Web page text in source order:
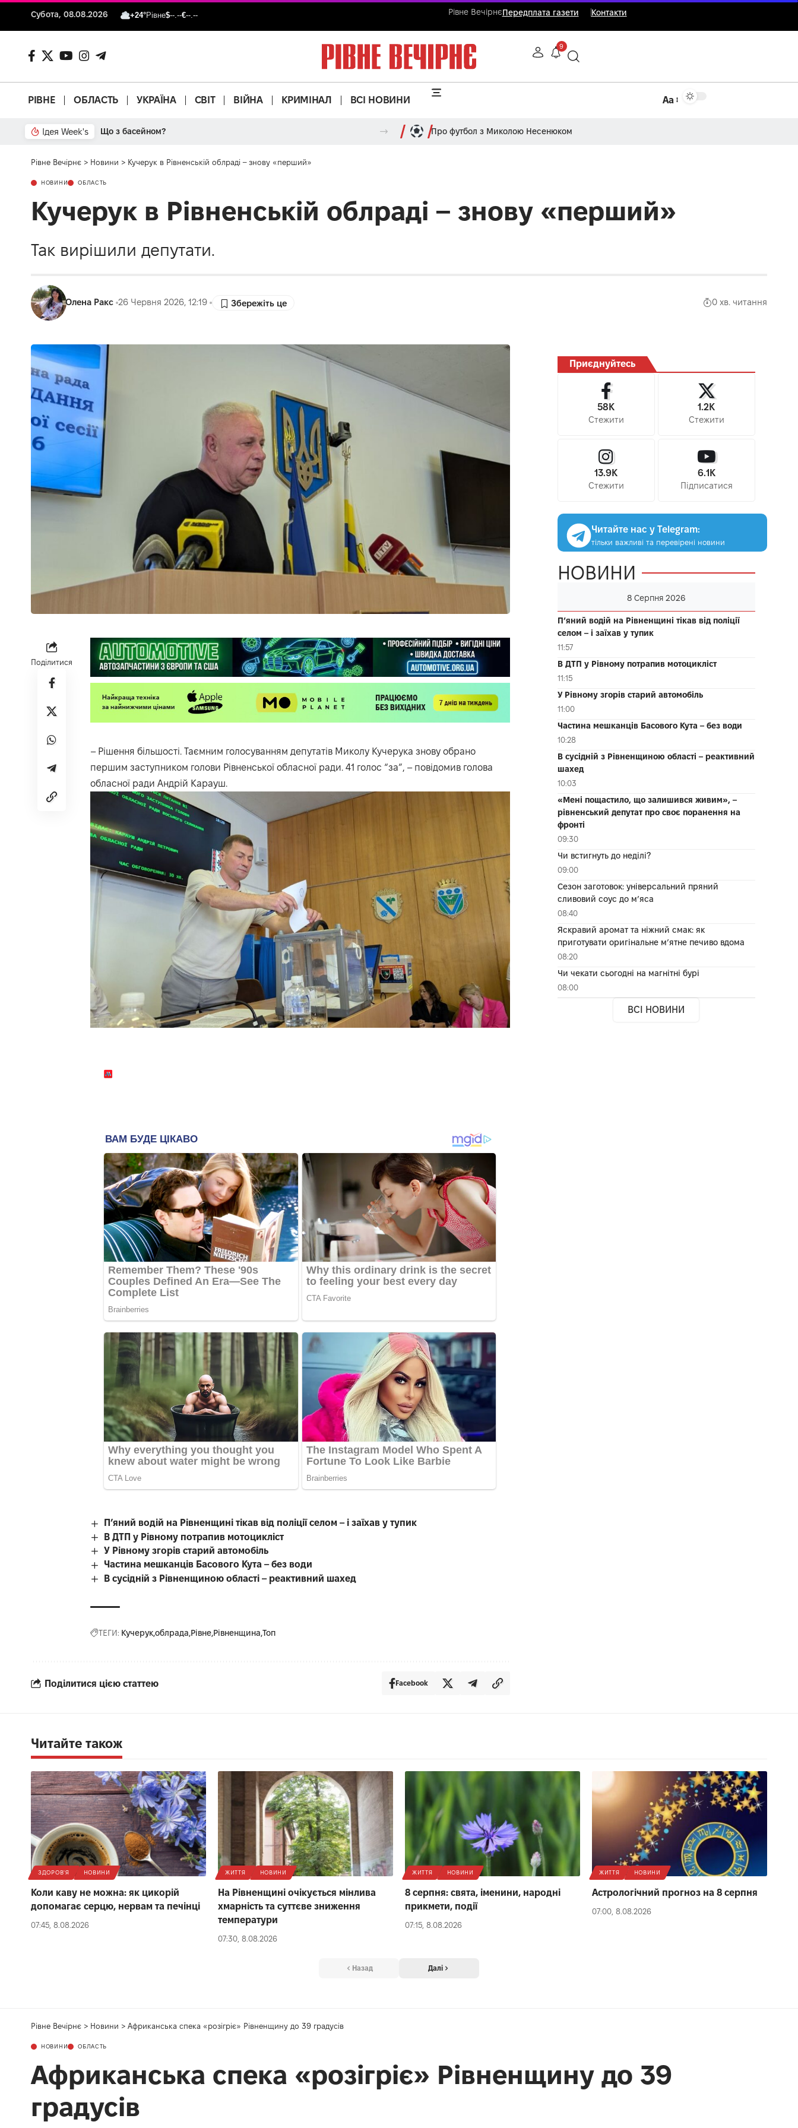
Субота, 08.08.2026 +24°Рівне$--.--€--.-- Рівне ВечірнєПередплата газети Контакти
9
РІВНЕ ОБЛАСТЬ УКРАЇНА СВІТ ВІЙНА КРИМІНАЛ ВСІ НОВИНИ Аа
Ідея Week's Що з басейном? Про футбол з Миколою Несенюком
Рівне Вечірнє > Новини > Кучерук в Рівненській облраді – знову «перший»
НОВИНИ ОБЛАСТЬ
Кучерук в Рівненській облраді – знову «перший»
Так вирішили депутати.
Олена Ракс 26 Червня 2026, 12:19 0 хв. читання
Поділитися
– Рішення більшості. Таємним голосуванням депутатів Миколу Кучерука знову обрано
першим заступником голови Рівненської обласної ради. 41 голос “за”, – повідомив голова
обласної ради Андрій Карауш.
П’яний водій на Рівненщині тікав від поліції селом – і заїхав у тупик
В ДТП у Рівному потрапив мотоцикліст
У Рівному згорів старий автомобіль
Частина мешканців Басового Кута – без води
В сусідній з Рівненщиною області – реактивний шахед
ТЕГИ: Кучерукоблрада Рівне Рівненщина Топ
Поділитися цією статтею Facebook
Приєднуйтесь
58K
Стежити
1.2K
Стежити
13.9K
Стежити
6.1K
Підписатися
Читайте нас у Telegram:
тільки важливі та перевірені новини
НОВИНИ
8 Серпня 2026
П’яний водій на Рівненщині тікав від поліції
селом – і заїхав у тупик
11:57
В ДТП у Рівному потрапив мотоцикліст
11:15
У Рівному згорів старий автомобіль
11:00
Частина мешканців Басового Кута – без води
10:28
В сусідній з Рівненщиною області – реактивний
шахед
10:03
«Мені пощастило, що залишився живим», –
рівненський депутат про своє поранення на
фронті
09:30
Чи встигнуть до неділі?
09:00
Сезон заготовок: універсальний пряний
сливовий соус до мʼяса
08:40
Яскравий аромат та ніжний смак: як
приготувати оригінальне м’ятне печиво вдома
08:20
Чи чекати сьогодні на магнітні бурі
08:00
ВСІ НОВИНИ
Читайте також
ЗДОРОВ'Я НОВИНИ
Коли каву не можна: як цикорій
допомагає серцю, нервам та печінці
07:45, 8.08.2026
ЖИТТЯ НОВИНИ
На Рівненщині очікується мінлива
хмарність та суттєве зниження
температури
07:30, 8.08.2026
ЖИТТЯ НОВИНИ
8 серпня: свята, іменини, народні
прикмети, події
07:15, 8.08.2026
ЖИТТЯ НОВИНИ
Астрологічний прогноз на 8 серпня
07:00, 8.08.2026
Назад Далі
Рівне Вечірнє > Новини > Африканська спека «розігріє» Рівненщину до 39 градусів
НОВИНИ ОБЛАСТЬ
Африканська спека «розігріє» Рівненщину до 39
градусів